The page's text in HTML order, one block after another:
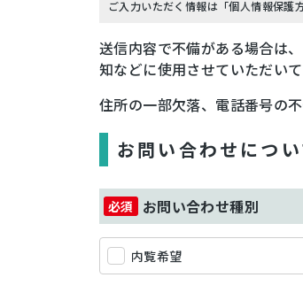
ご入力いただく情報は「個人情報保護
送信内容で不備がある場合は
知などに使用させていただい
住所の一部欠落、電話番号の
お問い合わせについ
お問い合わせ種別
内覧希望